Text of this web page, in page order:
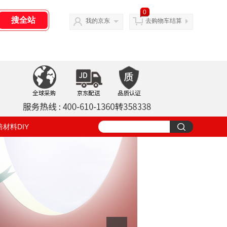
我的京东
0
去购物车结算
材料DIY